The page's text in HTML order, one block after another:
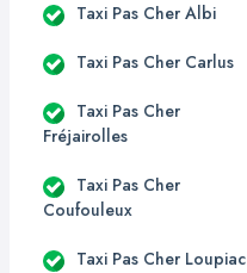
Taxi Pas Cher Albi
Taxi Pas Cher Carlus
Taxi Pas Cher
Fréjairolles
Taxi Pas Cher
Coufouleux
Taxi Pas Cher Loupiac